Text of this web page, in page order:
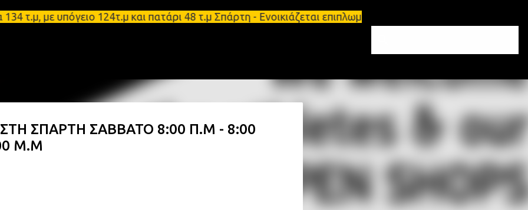
Μετάβαση στο κύριο περιεχόμενο
υπόγειο 124τ.μ και πατάρι 48 τ.μ Σπάρτη - Ενοικιάζεται επιπλωμένο διαμέρισμα 65τ.μ
ΣΠΑΡΤΗ ΣΑΒΒΑΤΟ 8:00 Π.Μ - 8:00
Μ.Μ